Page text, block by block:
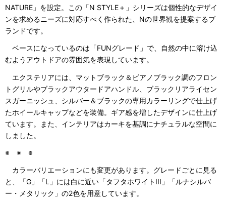
NATURE」を設定。この「N STYLE＋」シリーズは個性的なデザイ
ンを求めるニーズに対応すべく作られた、Nの世界観を提案するブ
ランドです。
ベースになっているのは「FUNグレード」で、自然の中に溶け込
むようアウトドアの雰囲気を表現しています。
エクステリアには、マットブラック＆ビアノブラック調のフロン
トグリルやブラックアウタードアハンドル、ブラックリアライセン
スガーニッシュ、シルバー＆ブラックの専用カラーリングで仕上げ
たホイールキャップなどを装備。ギア感を増したデザインに仕上げ
ています。また、インテリアはカーキを基調にナチュラルな空間に
しました。
※ ※ ※
カラーバリエーションにも変更があります。グレードごとに見る
と、「G」「L」には白に近い「タフタホワイトIII」「ルナシルバ
ー・メタリック」の2色を用意しています。